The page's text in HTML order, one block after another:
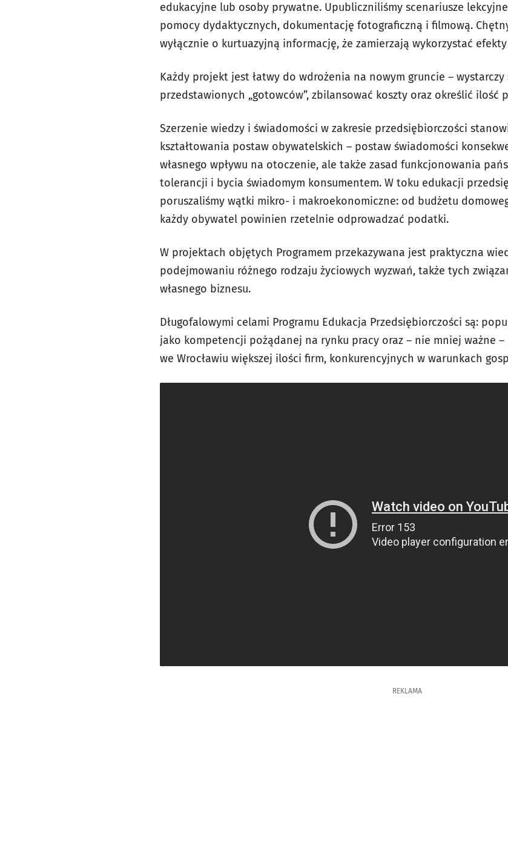
edukacyjne lub osoby prywatne. Upubliczniliśmy scenariusze
pomocy dydaktycznych, dokumentację fotograficzną i filmową.
wyłącznie o kurtuazyjną informację, że zamierzają wykorzystać
Każdy projekt jest łatwy do wdrożenia na nowym gruncie – wystarczy
przedstawionych „gotowców”, zbilansować koszty oraz określić ilość
Szerzenie wiedzy i świadomości w zakresie przedsiębiorczości
kształtowania postaw obywatelskich – postaw świadomości
własnego wpływu na otoczenie, ale także zasad funkcjonowania
tolerancji i bycia świadomym konsumentem. W toku edukacji
poruszaliśmy wątki mikro- i makroekonomiczne: od budżetu
każdy obywatel powinien rzetelnie odprowadzać podatki.
W projektach objętych Programem przekazywana jest praktyczna
podejmowaniu różnego rodzaju życiowych wyzwań, także tych
własnego biznesu.
Długofalowymi celami Programu Edukacja Przedsiębiorczości są:
jako kompetencji pożądanej na rynku pracy oraz – nie mniej ważne –
we Wrocławiu większej ilości firm, konkurencyjnych w warunkach
REKLAMA